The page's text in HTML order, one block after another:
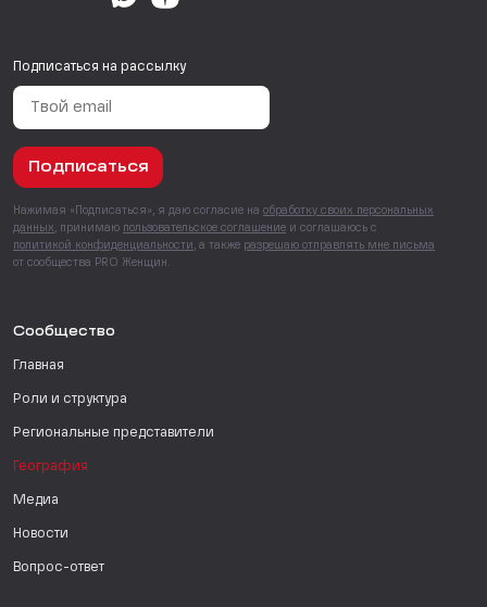
Подписаться на рассылку
Подписаться
Нажимая «Подписаться», я даю согласие на обработку своих персональных
данных , принимаю пользовательское соглашение и соглашаюсь с
политикой конфиденциальности , а также разрешаю отправлять мне письма
от сообщества PRO Женщин.
Сообщество
Главная
Роли и структура
Региональные представители
География
Медиа
Новости
Вопрос-ответ